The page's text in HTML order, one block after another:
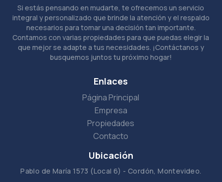
Si estás pensando en mudarte, te ofrecemos un servicio
integral y personalizado que brinde la atención y el respaldo
necesarios para tomar una decisión tan importante.
Contamos con varias propiedades para que puedas elegir la
que mejor se adapte a tus necesidades. ¡Contáctanos y
busquemos juntos tu próximo hogar!
Enlaces
Página Principal
Empresa
Propiedades
Contacto
Ubicación
Pablo de María 1573 (Local 6) - Cordón, Montevideo.